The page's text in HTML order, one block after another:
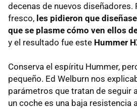
decenas de nuevos diseñadores.
fresco, les pidieron que
que se plasme cómo ven ellos
y el resultado fue este Hummer
Conserva el espíritu Hummer,
pequeño. Ed Welburn nos
parámetros que tratan de seguir
un coche es una baja resistencia